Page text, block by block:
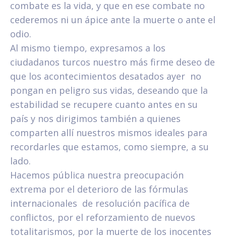
combate es la vida, y que en ese combate no
cederemos ni un ápice ante la muerte o ante el
odio.
Al mismo tiempo, expresamos a los
ciudadanos turcos nuestro más firme deseo de
que los acontecimientos desatados ayer no
pongan en peligro sus vidas, deseando que la
estabilidad se recupere cuanto antes en su
país y nos dirigimos también a quienes
comparten allí nuestros mismos ideales para
recordarles que estamos, como siempre, a su
lado.
Hacemos pública nuestra preocupación
extrema por el deterioro de las fórmulas
internacionales de resolución pacífica de
conflictos, por el reforzamiento de nuevos
totalitarismos, por la muerte de los inocentes